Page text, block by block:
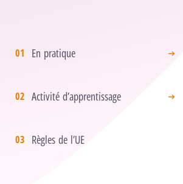
En pratique
Activité d’apprentissage
Règles de l’UE